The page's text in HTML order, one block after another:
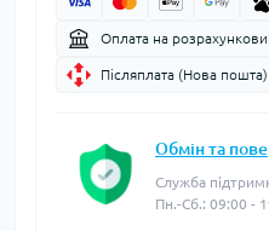
Оплата на
Післяплата (Нова пошта)
Обмін та
Служба
Пн.-Сб.: 09:00 -